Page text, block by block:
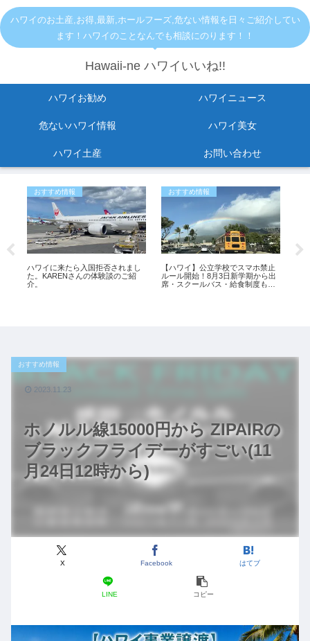
ハワイのお土産,お得,最新,ホールフーズ,危ない情報を日々ご紹介してい
ます！ハワイのことなんでも相談にのります！！
Hawaii-ne ハワイいいね!!
ハワイお勧め ハワイニュース
危ないハワイ情報 ハワイ美女
ハワイ土産 お問い合わせ
おすすめ情報
ハワイに来たら入国拒否されまし
た。KARENさんの体験談のご紹
介。
おすすめ情報
【ハワイ】公立学校でスマホ禁止
ルール開始！8月3日新学期から出
席・スクールバス・給食制度も変
ホノルル線15000円から ZIPAIRの
ブラックフライデーがすごい(11
月24日12時から)
おすすめ情報
X Facebook はてブ
LINE コピー
2023.11.23